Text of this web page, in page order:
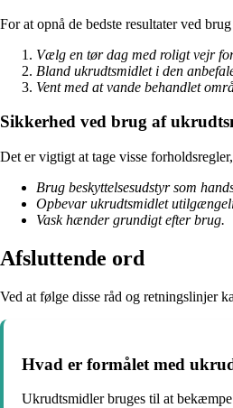
For at opnå de bedste resultater ved
Vælg en tør dag med roligt vejr
Bland ukrudtsmidlet i den
Vent med at vande behandlet
Sikkerhed ved brug af
Det er vigtigt at tage visse
Brug beskyttelsesudstyr som
Opbevar ukrudtsmidlet
Vask hænder grundigt efter brug.
Afsluttende ord
Ved at følge disse råd og retningslinjer
Hvad er formålet med
Ukrudtsmidler bruges til at